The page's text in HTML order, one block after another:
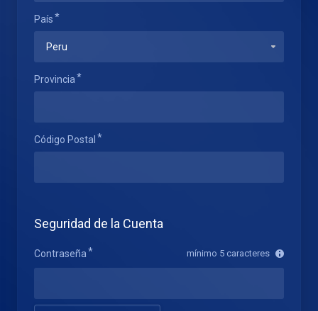
País
Provincia
Código Postal
Seguridad de la Cuenta
Contraseña mínimo 5 caracteres